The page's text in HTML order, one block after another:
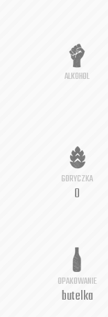
ALKOHOL
GORYCZKA
0
OPAKOWANIE
butelka